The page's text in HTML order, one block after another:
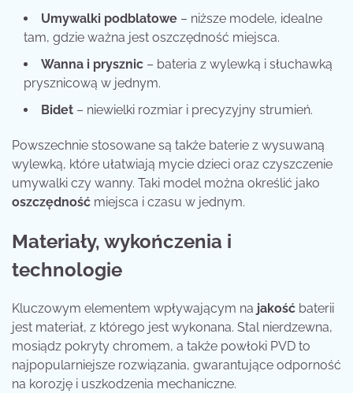
Umywalki podblatowe – niższe modele, idealne
tam, gdzie ważna jest oszczędność miejsca.
Wanna i prysznic – bateria z wylewką i słuchawką
prysznicową w jednym.
Bidet – niewielki rozmiar i precyzyjny strumień.
Powszechnie stosowane są także baterie z wysuwaną
wylewką, które ułatwiają mycie dzieci oraz czyszczenie
umywalki czy wanny. Taki model można określić jako
oszczędność miejsca i czasu w jednym.
Materiały, wykończenia i
technologie
Kluczowym elementem wpływającym na jakość baterii
jest materiał, z którego jest wykonana. Stal nierdzewna,
mosiądz pokryty chromem, a także powłoki PVD to
najpopularniejsze rozwiązania, gwarantujące odporność
na korozję i uszkodzenia mechaniczne.